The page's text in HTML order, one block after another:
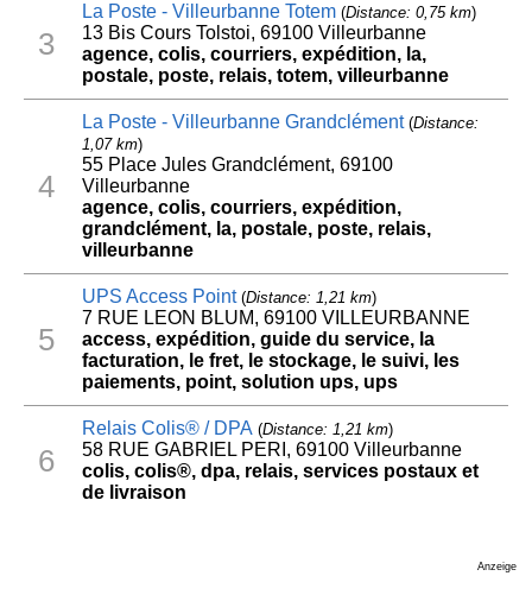
3
La Poste - Villeurbanne Totem(Distance: 0,75 km)
13 Bis Cours Tolstoi, 69100 Villeurbanne
agence, colis, courriers, expédition, la,
postale, poste, relais, totem, villeurbanne
4
La Poste - Villeurbanne Grandclément(Distance:
1,07 km)
55 Place Jules Grandclément, 69100
Villeurbanne
agence, colis, courriers, expédition,
grandclément, la, postale, poste, relais,
villeurbanne
5
UPS Access Point(Distance: 1,21 km)
7 RUE LEON BLUM, 69100 VILLEURBANNE
access, expédition, guide du service, la
facturation, le fret, le stockage, le suivi, les
paiements, point, solution ups, ups
6
Relais Colis® / DPA(Distance: 1,21 km)
58 RUE GABRIEL PERI, 69100 Villeurbanne
colis, colis®, dpa, relais, services postaux et
de livraison
Anzeige